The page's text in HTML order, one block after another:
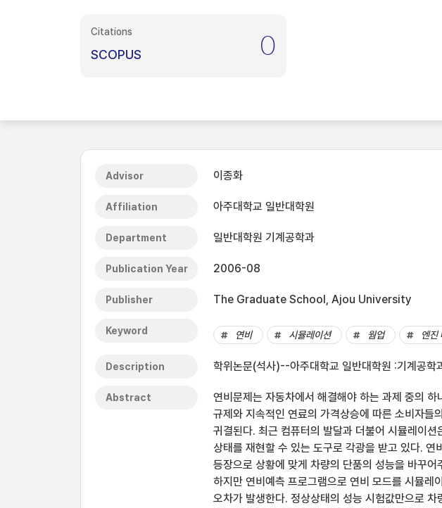
Citations
SCOPUS 0
Advisor 이종화
Affiliation 아주대학교 일반대학원
Department 일반대학원 기계공학과
Publication Year 2006-08
Publisher The Graduate School, Ajou University
Keyword 연비 시뮬레이션 웜업 엔진
Description 학위논문(석사)--아주대학교 일반대학원 :기계공
Abstract
연비문제는 자동차에서 해결해야 하는 과제 중의
규제와 지속적인 연료의 가격상승에 따른 소비자들
귀결된다. 최근 컴퓨터의 발달과 더불어 시뮬레이
상태를 재현할 수 있는 도구로 각광을 받고 있다. 연
등장으로 상황에 맞게 차량의 단품의 성능을 바꾸
하지만 연비예측 프로그램으로 연비 모드를 시뮬레
오차가 발생한다. 정상상태의 성능 시험값만으로